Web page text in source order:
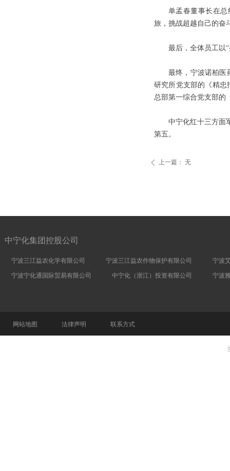
单孟春董事长在
旅，挑战超越自己的奋
最后，全体员工以
最终，宁波诺柏医
研究所党支部的《精忠
总部第一综合党支部的
中宁化红十三方面
第五。
ꄴ 上一篇： 无
中宁化集团控股公司
宁波三江益农化学有限公司 宁波三江益农作物保护有限公司 宁波
宁波宁化通国际贸易有限公司 中宁化（浙江）投资有限公司 宁波
网站地图 法律声明 联系方式